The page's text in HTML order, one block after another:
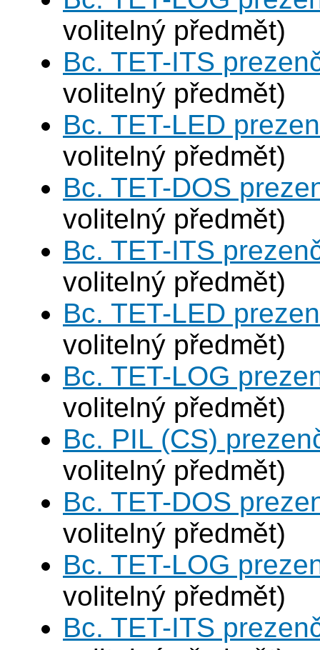
volitelný předmět)
Bc. TET-ITS
volitelný předmět)
Bc. TET-LED
volitelný předmět)
Bc. TET-DOS
volitelný předmět)
Bc. TET-ITS
volitelný předmět)
Bc. TET-LED
volitelný předmět)
Bc. TET-LOG
volitelný předmět)
Bc. PIL (CS)
volitelný předmět)
Bc. TET-DOS
volitelný předmět)
Bc. TET-LOG
volitelný předmět)
Bc. TET-ITS